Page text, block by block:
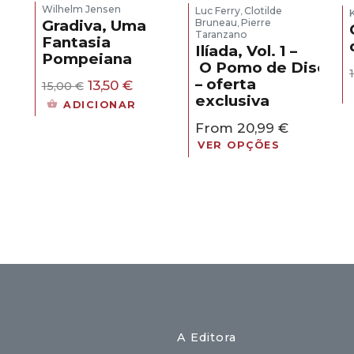
Wilhelm Jensen
Gradiva, Uma
Fantasia
Pompeiana
15,00€ O
preço
13,50 €O
preço
ADICIONAR
Luc Ferry,Clotilde
Bruneau,Pierre
Taranzano
Ilíada, Vol. 1 –
O Pomo de
– oferta
exclusiva
From20,99€
VER OPÇÕES
A Editora